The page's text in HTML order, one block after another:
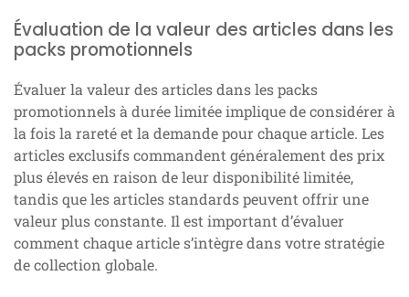
Évaluation de la valeur des articles dans les
packs promotionnels
Évaluer la valeur des articles dans les packs
promotionnels à durée limitée implique de considérer à
la fois la rareté et la demande pour chaque article. Les
articles exclusifs commandent généralement des prix
plus élevés en raison de leur disponibilité limitée,
tandis que les articles standards peuvent offrir une
valeur plus constante. Il est important d’évaluer
comment chaque article s’intègre dans votre stratégie
de collection globale.